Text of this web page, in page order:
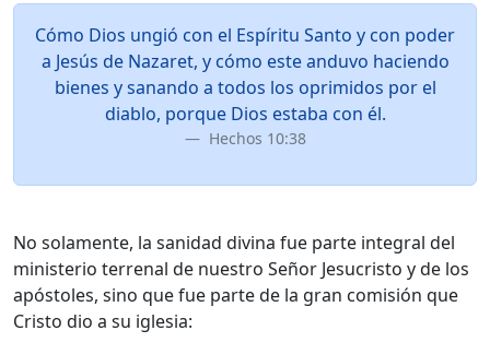
Cómo Dios ungió con el Espíritu Santo y con poder
a Jesús de Nazaret, y cómo este anduvo haciendo
bienes y sanando a todos los oprimidos por el
diablo, porque Dios estaba con él.
Hechos 10:38
No solamente, la sanidad divina fue parte integral del
ministerio terrenal de nuestro Señor Jesucristo y de los
apóstoles, sino que fue parte de la gran comisión que
Cristo dio a su iglesia: